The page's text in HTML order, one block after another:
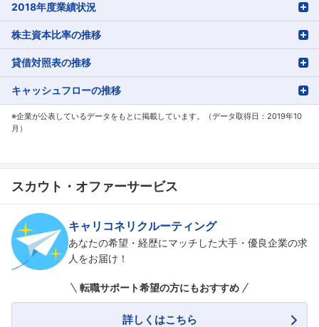
2018年度業績状況
株主資本比率の推移
貸借対照表の推移
キャッシュフローの推移
※企業が公表しているデータをもとに掲載しています。（データ取得日：2019年10
月）
スカウト・オファーサービス
キャリコネリクルーティング
あなたの希望・経歴にマッチした大手・優良企業の求
人をお届け！
転職サポート希望の方にもおすすめ
詳しくはこちら